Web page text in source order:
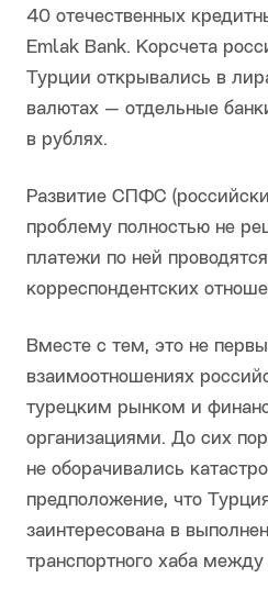
40 отечественных
Emlak Bank. Корсчета
Турции открывались в
валютах — отдельные
в рублях.
Развитие СПФС
проблему полностью не
платежи по ней
корреспондентских
Вместе с тем, это не
взаимоотношениях
турецким рынком и
организациями. До сих
не оборачивались
предположение, что
заинтересована в
транспортного хаба